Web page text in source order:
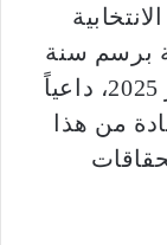
برسم سنة
2026، ستتواصل إلى غاية 31 دجنبر 2025، داعياً
من هذا